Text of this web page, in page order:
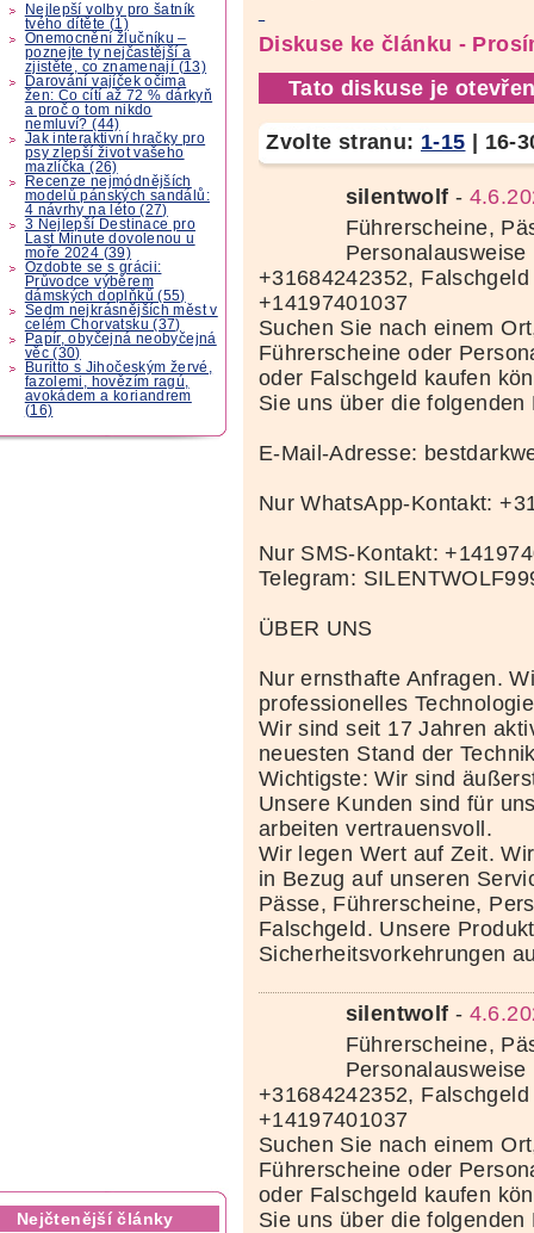
Nejlepší volby pro šatník
tvého dítěte (1)
Onemocnění žlučníku –
poznejte ty nejčastější a
zjistěte, co znamenají (13)
Darování vajíček očima
žen: Co cítí až 72 % dárkyň
a proč o tom nikdo
nemluví? (44)
Jak interaktivní hračky pro
psy zlepší život vašeho
mazlíčka (26)
Recenze nejmódnějších
modelů pánských sandálů:
4 návrhy na léto (27)
3 Nejlepší Destinace pro
Last Minute dovolenou u
moře 2024 (39)
Ozdobte se s grácii:
Průvodce výběrem
dámských doplňků (55)
Sedm nejkrásnějších měst v
celém Chorvatsku (37)
Papír, obyčejná neobyčejná
věc (30)
Buritto s Jihočeským žervé,
fazolemi, hovězím ragú,
avokádem a koriandrem
(16)
Nejčtenější články
Diskuse ke článku -
Tato diskuse je
Zvolte stranu: 1-15 | 16-
silentwolf -
Führerscheine,
+31684242352,
+14197401037
Suchen Sie nach einem
Führerscheine oder
oder Falschgeld kaufen
Sie uns über die folgenden
E-Mail-Adresse:
Nur WhatsApp-Kontakt:
Nur SMS-Kontakt:
Telegram:
ÜBER UNS
Nur ernsthafte Anfragen.
professionelles
Wir sind seit 17 Jahren
neuesten Stand der
Wichtigste: Wir sind
Unsere Kunden sind für
arbeiten vertrauensvoll.
Wir legen Wert auf Zeit.
in Bezug auf unseren
Pässe, Führerscheine,
Falschgeld. Unsere
Sicherheitsvorkehrungen
silentwolf -
Führerscheine,
+31684242352,
+14197401037
Suchen Sie nach einem
Führerscheine oder
oder Falschgeld kaufen
Sie uns über die folgenden